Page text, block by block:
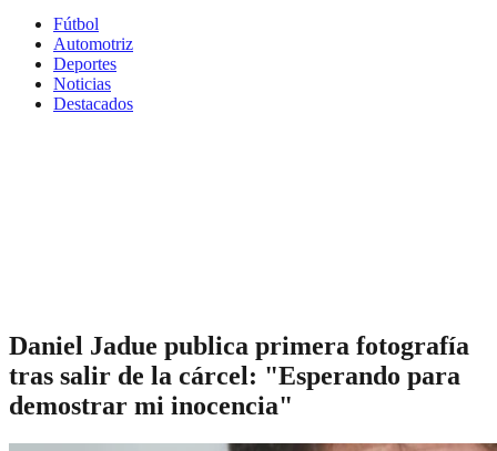
Fútbol
Automotriz
Deportes
Noticias
Destacados
Daniel Jadue publica primera fotografía
tras salir de la cárcel: "Esperando para
demostrar mi inocencia"